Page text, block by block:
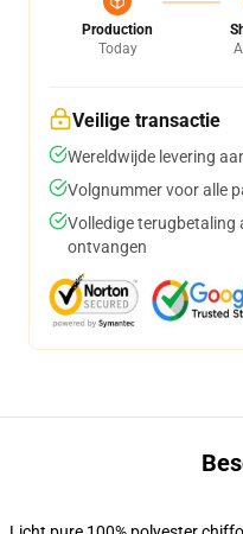
Production
Today
Veilige transactie
Wereldwijde levering
Volgnummer voor alle
Volledige
ontvangen